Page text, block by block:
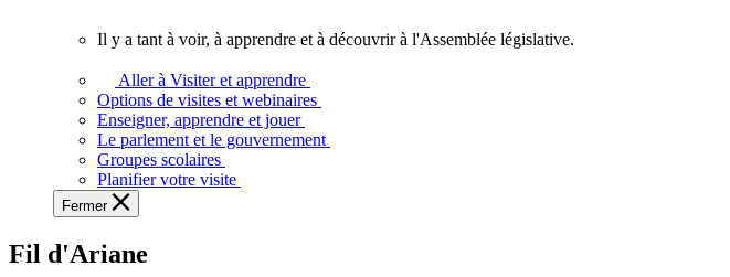
voir,
apprendre
et
découvrir
Il y a tant à voir, à apprendre et à découvrir à l'Assemblée législative.
Aller à Visiter et apprendre
Options de visites et webinaires
Enseigner, apprendre et jouer
Le parlement et le gouvernement
Groupes scolaires
Planifier votre visite
Fermer
Fil d'Ariane